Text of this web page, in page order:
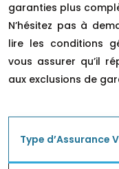
garanties plus
N’hésitez pas à
lire les conditions
vous assurer qu’il
aux exclusions de
Type d’Assurance